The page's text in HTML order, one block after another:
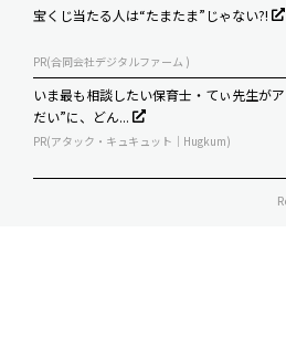
宝くじ当たる人は“たまたま”じゃない?!
PR(合同会社デジタルファーム )
いま最も相談したい保育士・てぃ先生が
だい”に、どん...
PR(アタック・キュキュット｜Hugkum)